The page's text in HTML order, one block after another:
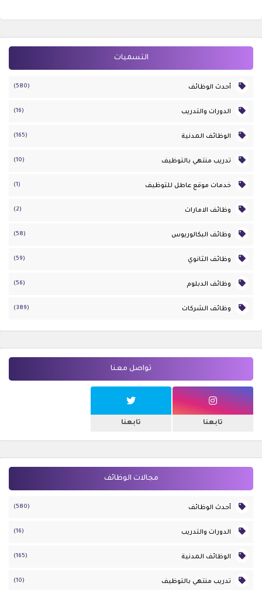
التسميات
أحدث الوظائف (580)
الدورات والتدريب (16)
الوظائف المدنية (165)
تدريب منتهي بالتوظيف (10)
خدمات موقع عاطل للتوظيف (1)
وظائف الامارات (2)
وظائف البكالوريوس (58)
وظائف الثانوي (59)
وظائف الدبلوم (56)
وظائف الشركات (389)
تواصل معنا
تابعنا تابعنا
مجالات الوظائف
أحدث الوظائف (580)
الدورات والتدريب (16)
الوظائف المدنية (165)
تدريب منتهي بالتوظيف (10)